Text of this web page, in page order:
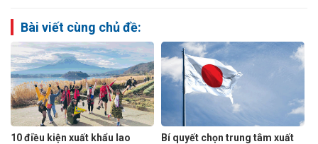
Bài viết cùng chủ đề:
10 điều kiện xuất khẩu lao
Bí quyết chọn trung tâm xuất